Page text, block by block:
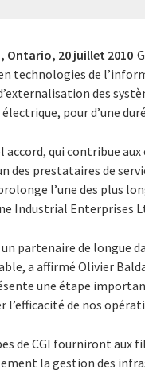
Ontario, 20 juillet 2010
technologies de
des
pour d’une
accord, qui contribue
des prestataires de
l’une des plus
Industrial Enterprises
un partenaire de longue
a affirmé Olivier
une étape
l’efficacité de nos
de CGI fourniront aux
la gestion des